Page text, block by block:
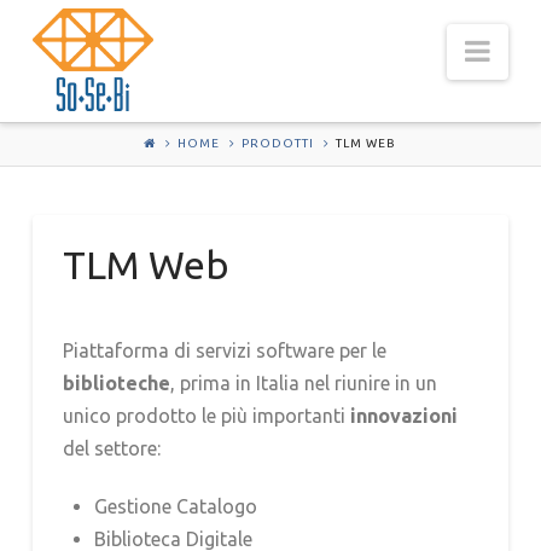
HOME PRODOTTI TLM WEB
TLM Web
Piattaforma di servizi software per le
biblioteche, prima in Italia nel riunire in un
unico prodotto le più importanti innovazioni
del settore:
Gestione Catalogo
Biblioteca Digitale